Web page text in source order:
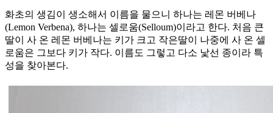
화초의 생김이 생소해서 이름을 물으니 하나는 레몬 버베나
(Lemon Verbena), 하나는 셀로움(Selloum)이라고 한다. 처음 큰
딸이 사 온 레몬 버베나는 키가 크고 작은딸이 나중에 사 온 셀
로움은 그보다 키가 작다. 이름도 그렇고 다소 낯선 종이라 특
성을 찾아본다.